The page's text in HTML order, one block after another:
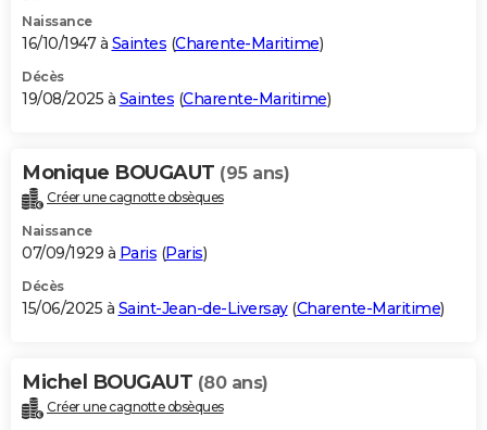
Dictionnaire
Biographies
Citations
Expressions
Proverbes
PROGRAMME TV
S'inscrire
Se connecter
Lycées
Collèges
Primaires
Universités
Entreprises
Service militaire
Avis de recherche
AVIS DE DÉCÈS
Bricolage
Lifestyle
Culture
Sport
Auto
Television
Voyage
Cinema
Naissance
16/10/1947 à Saintes (Charente-Maritime)
Décès
19/08/2025 à Saintes (Charente-Maritime)
Monique BOUGAUT (95 ans)
Créer une cagnotte obsèques
Naissance
07/09/1929 à Paris (Paris)
Décès
15/06/2025 à Saint-Jean-de-Liversay(Charente-Maritime)
Michel BOUGAUT (80 ans)
Créer une cagnotte obsèques